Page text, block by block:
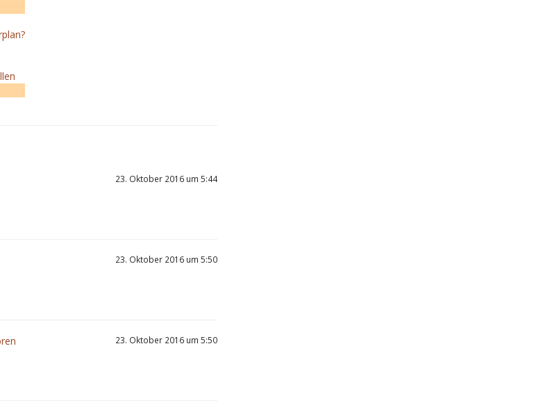
23. Oktober 2016 um 5:44
23. Oktober 2016 um 5:50
23. Oktober 2016 um 5:50